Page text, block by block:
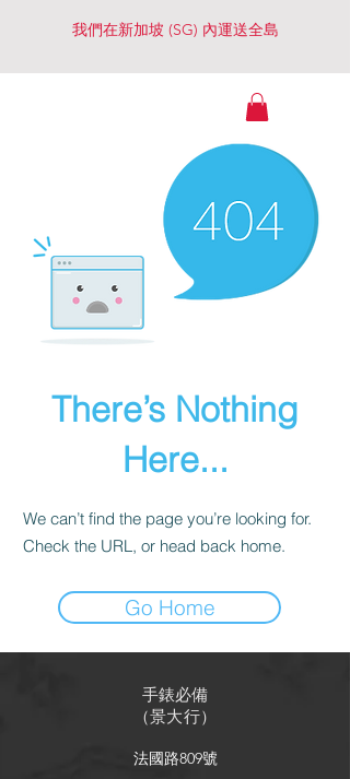
我們在新加坡 (SG) 內運送全島
There’s Nothing
Here...
We can’t find the page you’re looking for.
Check the URL, or head back home.
Go Home
手錶必備
（景大行）
法國路809號